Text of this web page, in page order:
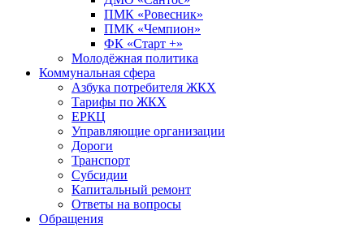
ПМК «Ровесник»
ПМК «Чемпион»
ФК «Старт +»
Молодёжная политика
Коммунальная сфера
Азбука потребителя ЖКХ
Тарифы по ЖКХ
ЕРКЦ
Управляющие организации
Дороги
Транспорт
Субсидии
Капитальный ремонт
Ответы на вопросы
Обращения